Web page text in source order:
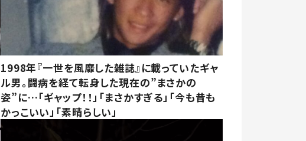
1998年『一世を風靡した雑誌』に載っていたギャ
ル男。闘病を経て転身した現在の”まさかの
姿”に…「ギャップ！！」「まさかすぎる」「今も昔も
かっこいい」「素晴らしい」